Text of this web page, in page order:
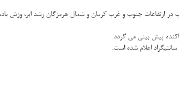
در ارتفاعات جنوب و غرب كرمان و شمال هرمزگان رشد ابر، وزش
پیش بینی می گردد.